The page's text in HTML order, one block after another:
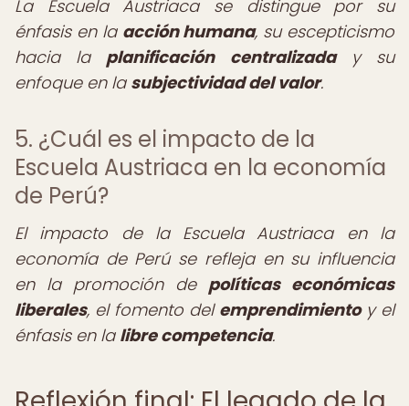
La Escuela Austriaca se distingue por su
énfasis en la acción humana, su escepticismo
hacia la planificación centralizaday su
enfoque en la subjectividad del valor.
5. ¿Cuál es el impacto de la
Escuela Austriaca en la economía
de Perú?
El impacto de la Escuela Austriaca en la
economía de Perú se refleja en su influencia
en la promoción de políticas económicas
liberales, el fomento del emprendimientoy el
énfasis en la libre competencia.